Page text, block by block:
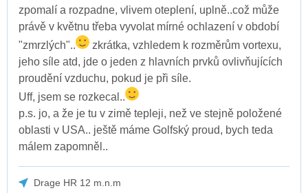
zpomalí a rozpadne, vlivem oteplení, uplně..což může
právě v květnu třeba vyvolat mírné ochlazení v období
"zmrzlých"..
zkrátka, vzhledem k rozměrům vortexu,
jeho síle atd, jde o jeden z hlavních prvků ovlivňujících
proudění vzduchu, pokud je při síle.
Uff, jsem se rozkecal..
p.s. jo, a že je tu v zimě tepleji, než ve stejně položené
oblasti v USA.. ještě máme Golfský proud, bych teda
málem zapomněl..
Drage HR 12 m.n.m